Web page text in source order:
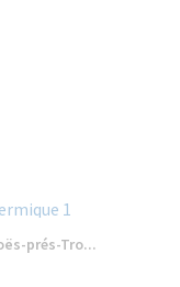
prés-Tro...